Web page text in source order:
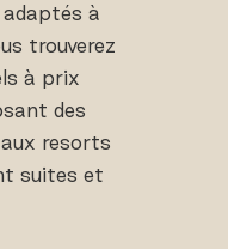
à
trouverez
à prix
des
resorts
suites et